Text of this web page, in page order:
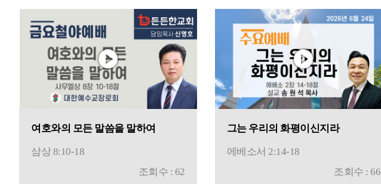
여호와의 모든 말씀을 말하여
삼상 8:10-18
조회수 : 62
그는 우리의 화평이신지라
에베소서 2:14-18
조회수 : 66